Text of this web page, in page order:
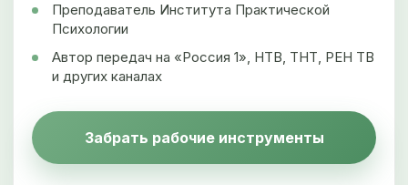
Преподаватель Института Практической
Психологии
Автор передач на «Россия 1», НТВ, ТНТ, РЕН ТВ
и других каналах
Забрать рабочие инструменты